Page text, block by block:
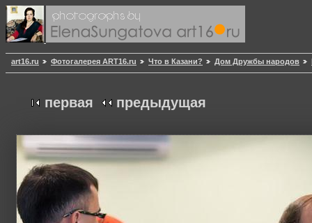
art16.ru Фотогалерея ART16.ru Что в Казани? Дом Дружбы народов
первая предыдущая